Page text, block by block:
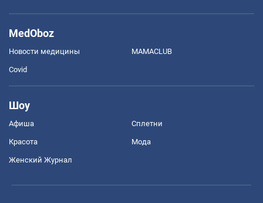
MedOboz
Новости медицины MAMACLUB
Covid
Шоу
Афиша Сплетни
Красота Мода
Женский Журнал